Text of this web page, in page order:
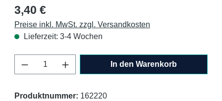
Regulärer Preis:
3,40 €
Preise inkl. MwSt. zzgl. Versandkosten
Lieferzeit: 3-4 Wochen
Produkt Anzahl: Gib den gewünschten
In den Warenkorb
Produktnummer: 162220